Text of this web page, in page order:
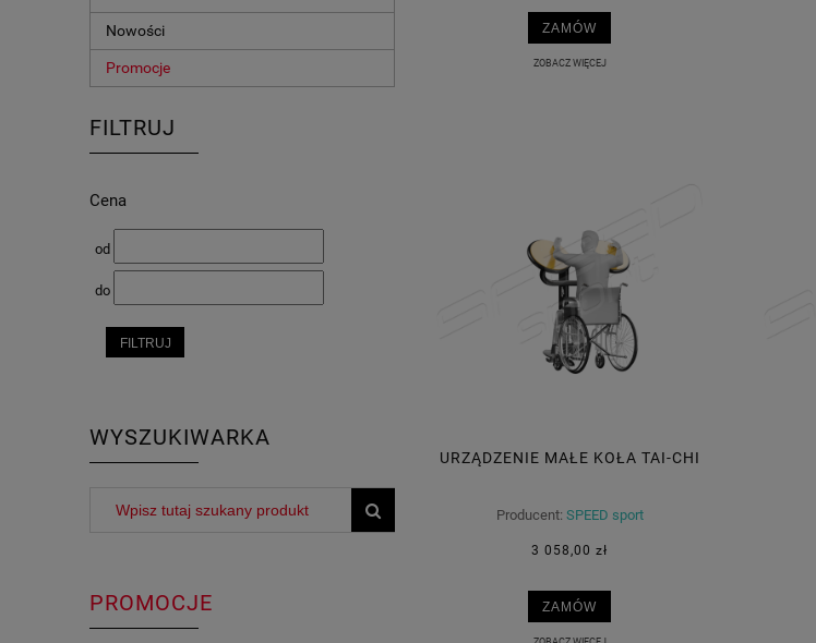
Nowości
Promocje
FILTRUJ
Cena
od
do
FILTRUJ
WYSZUKIWARKA
PROMOCJE
ZAMÓW
ZOBACZ WIĘCEJ
URZĄDZENIE MAŁE KOŁA TAI-CHI
Producent: SPEED sport
3 058,00 zł
ZAMÓW